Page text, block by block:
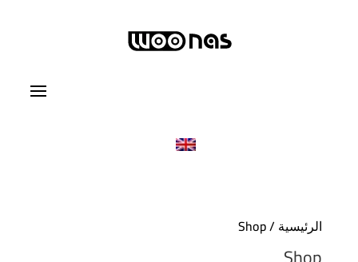
الرئيسية/ Shop